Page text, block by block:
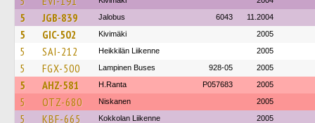
5 JGB-839 Jalobus 6043 11.2004
5 GIC-502 Kivimäki 2005
5 SAI-212 Heikkilän Liikenne 2005
5 FGX-500 Lampinen Buses 928-05 2005
5 AHZ-581 H.Ranta P057683 2005
5 OTZ-680 Niskanen 2005
5 KBF-665 Kokkolan Liikenne 2005